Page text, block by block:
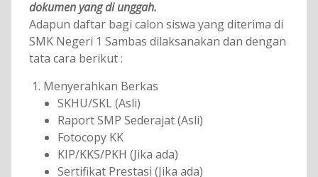
dokumen yang di unggah.
Adapun daftar bagi calon siswa yang diterima di
SMK Negeri 1 Sambas dilaksanakan dan dengan
tata cara berikut :
Menyerahkan Berkas
SKHU/SKL (Asli)
Raport SMP Sederajat (Asli)
Fotocopy KK
KIP/KKS/PKH (Jika ada)
Sertifikat Prestasi (Jika ada)